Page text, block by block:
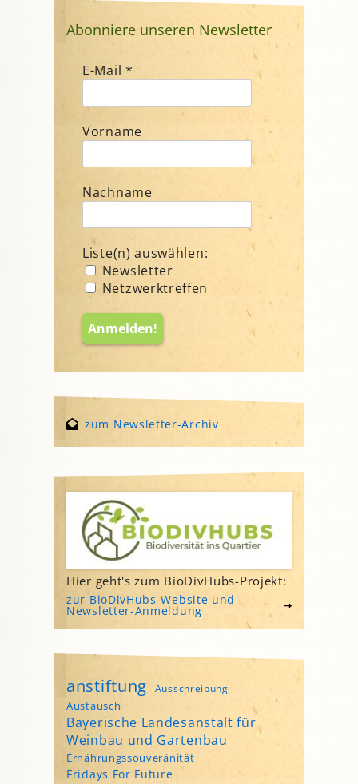
Abonniere unseren Newsletter
E-Mail *
Vorname
Nachname
Liste(n) auswählen:
Newsletter
Netzwerktreffen
zum Newsletter-Archiv
Hier geht's zum BioDivHubs-Projekt:
zur BioDivHubs-Website und
Newsletter-Anmeldung
anstiftung Ausschreibung
Austausch
Bayerische Landesanstalt für
Weinbau und Gartenbau
Ernährungssouveränität
Fridays For Future